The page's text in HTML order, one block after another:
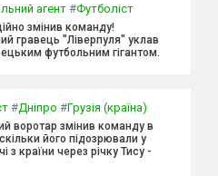
агент#Футболіст
змінив команду!
гравець "Ліверпуля" уклав
футбольним гігантом.
#Дніпро #Грузія (країна)
воротар змінив команду в
його підозрювали у
з країни через річку Тису -